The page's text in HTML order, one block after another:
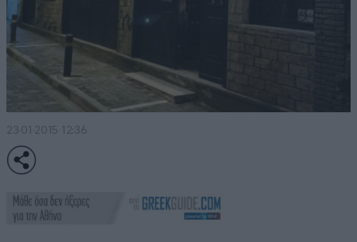
23·01·2015 12:36